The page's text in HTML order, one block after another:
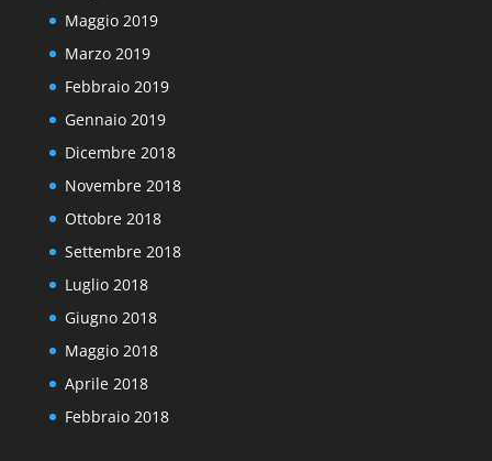
Maggio 2019
Marzo 2019
Febbraio 2019
Gennaio 2019
Dicembre 2018
Novembre 2018
Ottobre 2018
Settembre 2018
Luglio 2018
Giugno 2018
Maggio 2018
Aprile 2018
Febbraio 2018